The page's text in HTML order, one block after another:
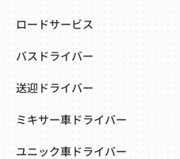
ロードサービス
バスドライバー
送迎ドライバー
ミキサー車ドライバー
ユニック車ドライバー